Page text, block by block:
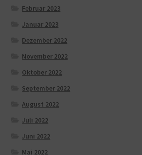
Februar 2023
Januar 2023
Dezember 2022
November 2022
Oktober 2022
September 2022
August 2022
Juli 2022
Juni 2022
Mai 2022